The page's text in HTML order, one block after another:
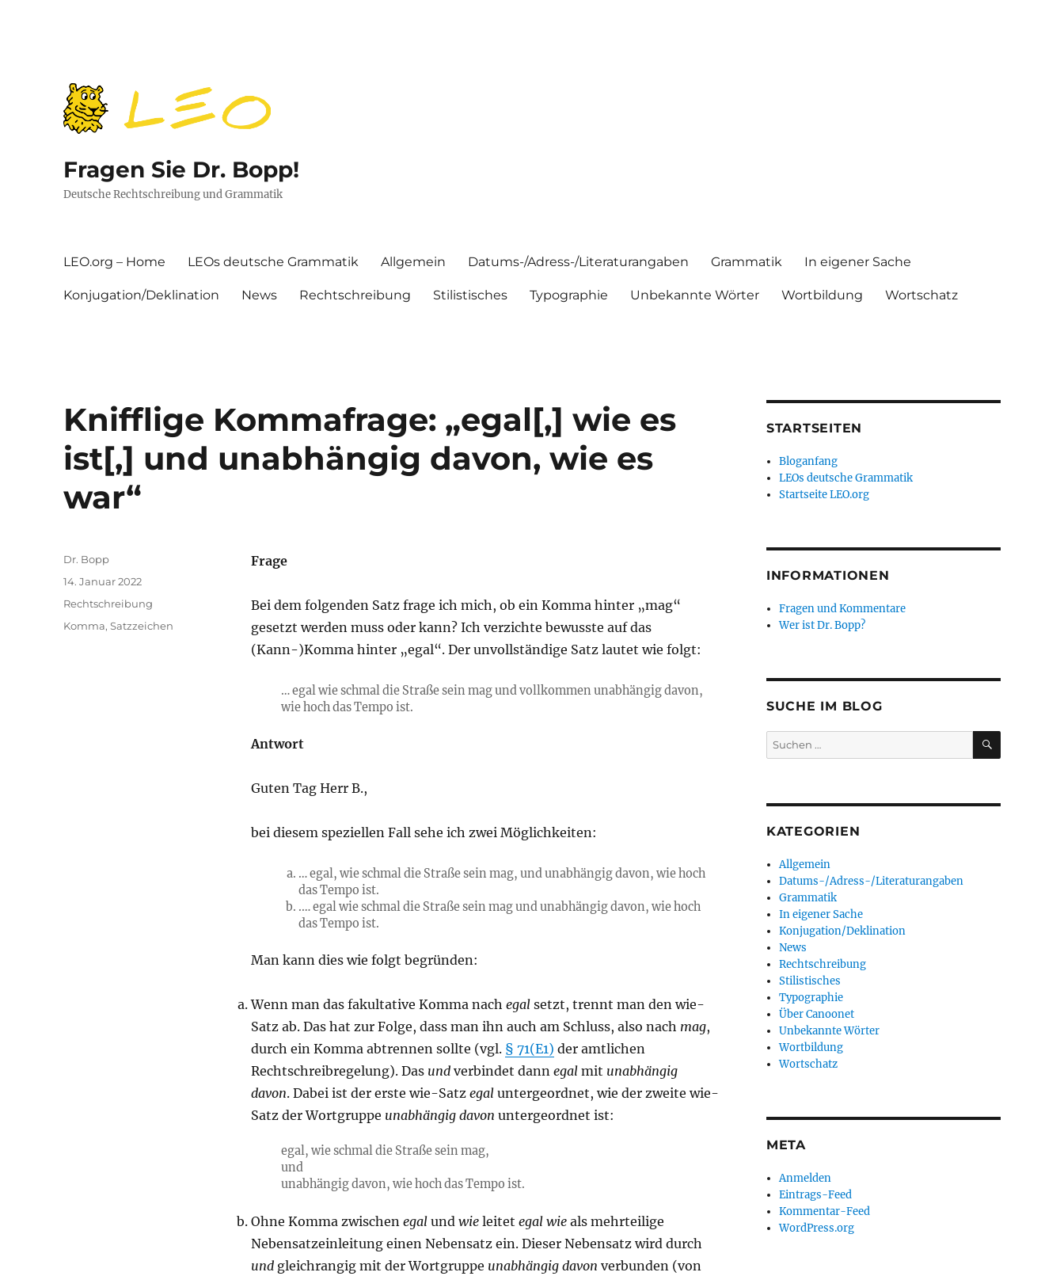
Fragen Sie Dr. Bopp!
Deutsche Rechtschreibung und Grammatik
LEO.org – Home LEOs deutsche Grammatik Allgemein Datums-/Adress-/Literaturangaben Grammatik In eigener Sache
Konjugation/Deklination News Rechtschreibung Stilistisches Typographie Unbekannte Wörter Wortbildung Wortschatz
Knifflige Kommafrage: „egal[,] wie es
ist[,] und unabhängig davon, wie es
war“
Frage
Bei dem folgenden Satz frage ich mich, ob ein Komma hinter „mag“
gesetzt werden muss oder kann? Ich verzichte bewusste auf das
(Kann-)Komma hinter „egal“. Der unvollständige Satz lautet wie folgt:
… egal wie schmal die Straße sein mag und vollkommen unabhängig davon,
wie hoch das Tempo ist.
Antwort
Guten Tag Herr B.,
bei diesem speziellen Fall sehe ich zwei Möglichkeiten:
… egal, wie schmal die Straße sein mag, und unabhängig davon, wie hoch
das Tempo ist.
.… egal wie schmal die Straße sein mag und unabhängig davon, wie hoch
das Tempo ist.
Man kann dies wie folgt begründen:
Wenn man das fakultative Komma nach egalsetzt, trennt man den wie-
Satz ab. Das hat zur Folge, dass man ihn auch am Schluss, also nach mag,
durch ein Komma abtrennen sollte (vgl. § 71(E1) der amtlichen
Rechtschreibregelung). Das undverbindet dann egalmit unabhängig
davon. Dabei ist der erste wie-Satz egaluntergeordnet, wie der zweite wie-
Satz der Wortgruppe unabhängig davon untergeordnet ist:
egal, wie schmal die Straße sein mag,
und
unabhängig davon, wie hoch das Tempo ist.
Ohne Komma zwischen egalund wieleitet egal wieals mehrteilige
Nebensatzeinleitung einen Nebensatz ein. Dieser Nebensatz wird durch
undgleichrangig mit der Wortgruppe unabhängig davon verbunden (von
Autor
Dr. Bopp
Veröffentlicht
14. Januar 2022
Kategorien
Rechtschreibung
Schlagwörter
Komma,Satzzeichen
STARTSEITEN
Bloganfang
LEOs deutsche Grammatik
Startseite LEO.org
INFORMATIONEN
Fragen und Kommentare
Wer ist Dr. Bopp?
SUCHE IM BLOG
Suchen
nach:
SUCHEN
KATEGORIEN
Allgemein
Datums-/Adress-/Literaturangaben
Grammatik
In eigener Sache
Konjugation/Deklination
News
Rechtschreibung
Stilistisches
Typographie
Über Canoonet
Unbekannte Wörter
Wortbildung
Wortschatz
META
Anmelden
Eintrags-Feed
Kommentar-Feed
WordPress.org